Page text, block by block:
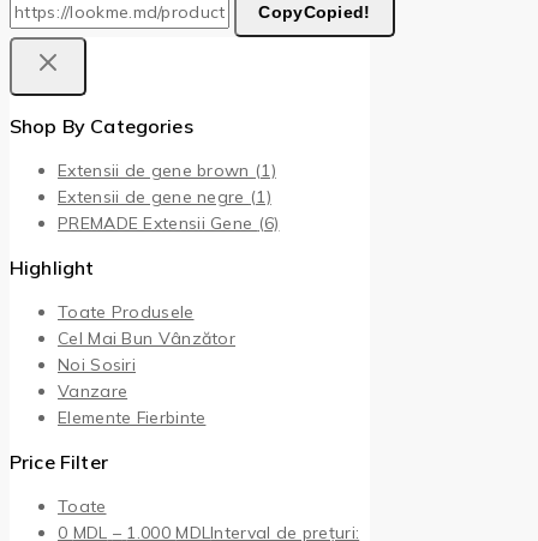
CopyCopied!
Shop By Categories
Extensii de gene brown (1)
Extensii de gene negre (1)
PREMADE Extensii Gene (6)
Highlight
Toate Produsele
Cel Mai Bun Vânzător
Noi Sosiri
Vanzare
Elemente Fierbinte
Price Filter
Toate
0 MDL – 1.000MDLInterval de prețuri: